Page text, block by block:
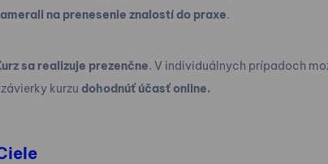
na prenesenie znalostí do praxe.
sa realizuje prezenčne. V individuálnych prípadoch
kurzu dohodnúť účasť online.